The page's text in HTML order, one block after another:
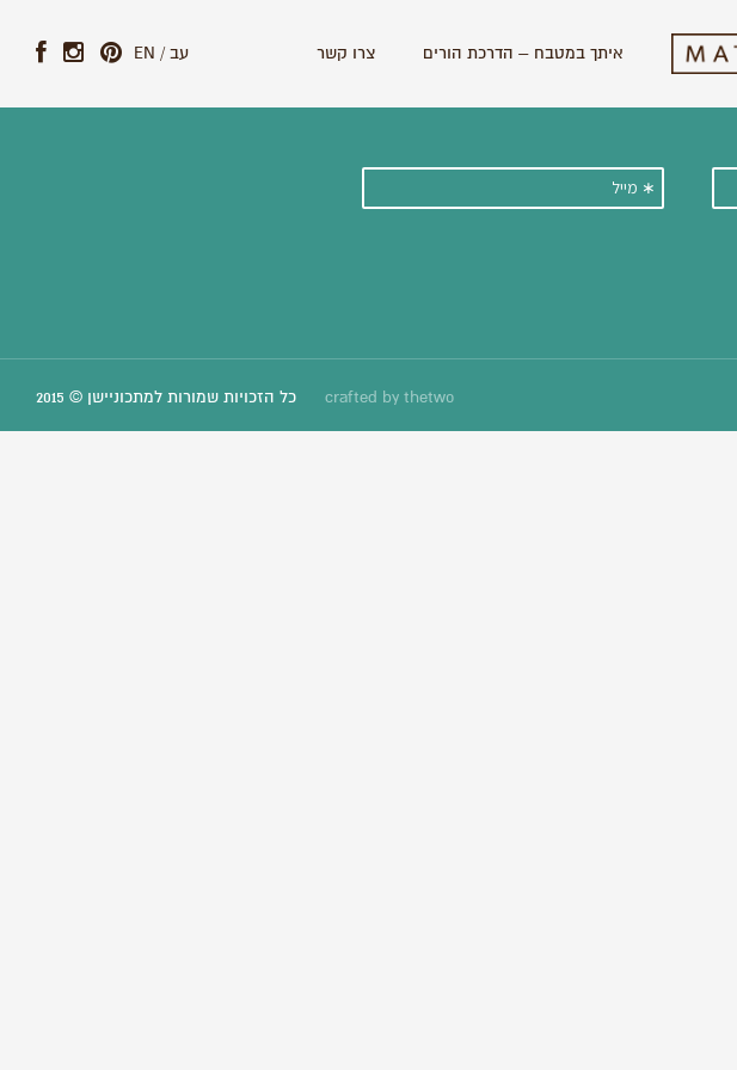
איתך במטבח – הדרכת הורים צרו קשר EN / עב
על מתכונים וסיפורים חדשים:
crafted by thetwo כל הזכויות שמורות למתכוניישן © 2015